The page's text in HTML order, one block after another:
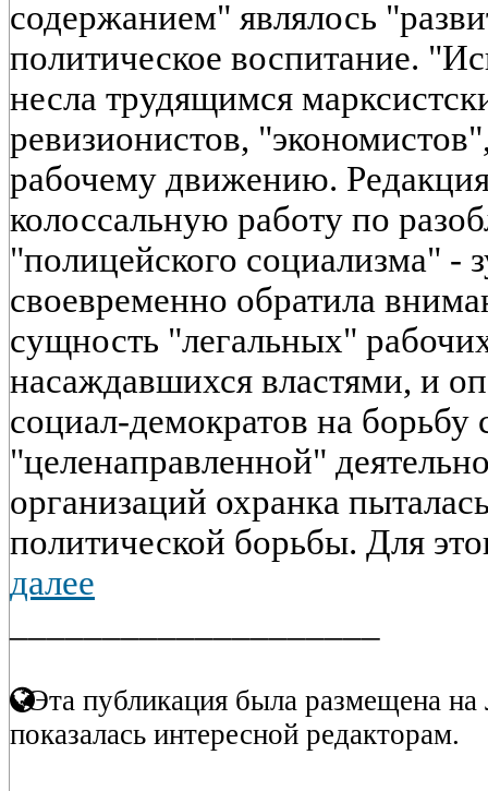
содержанием" являлось
политическое воспитание.
несла трудящимся
ревизионистов,
рабочему движению.
колоссальную работу по
"полицейского социализма" -
своевременно обратила
сущность "легальных"
насаждавшихся властями, и
социал-демократов на
"целенаправленной"
организаций охранка
политической борьбы. Для
далее
Эта публикация была размещена на
показалась интересной редакторам.